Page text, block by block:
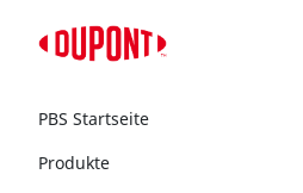
PBS Startseite
Produkte